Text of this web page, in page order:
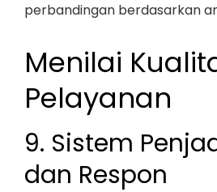
perbandingan berdasarkan
Menilai
Pelayanan
9. Sistem
dan Respon